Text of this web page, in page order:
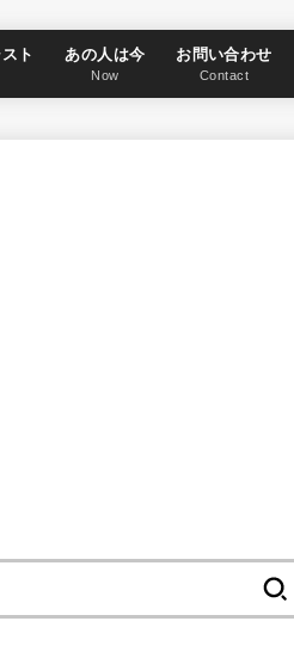
ト あの人は今
Now
お問い合わせ
Contact